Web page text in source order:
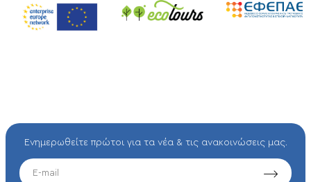
Ενημερωθείτε πρώτοι για τα νέα & τις ανακοινώσεις μας.
EMAIL